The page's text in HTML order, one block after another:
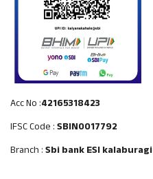
Acc No :42165318423
IFSC Code :SBIN0017792
Branch :Sbi bank ESI kalaburagi